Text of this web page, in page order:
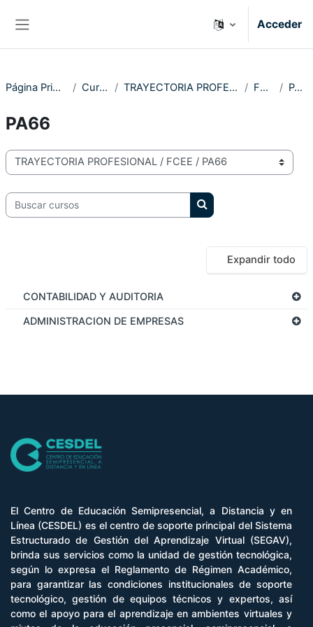
Acceder
Página Principal Cursos TRAYECTORIA PROFESIONAL FCEE PA66
PA66
Categorías
Buscar cursos
Buscar cursos
Expandir todo
CONTABILIDAD Y AUDITORIA
ADMINISTRACION DE EMPRESAS
El Centro de Educación Semipresencial, a Distancia y en
Línea (CESDEL) es el centro de soporte principal del Sistema
Estructurado de Gestión del Aprendizaje Virtual (SEGAV),
brinda sus servicios como la unidad de gestión tecnológica,
según lo expresa el Reglamento de Régimen Académico,
para garantizar las condiciones institucionales de soporte
tecnológico, gestión de equipos técnicos y expertos, así
como el apoyo para el aprendizaje en ambientes virtuales y